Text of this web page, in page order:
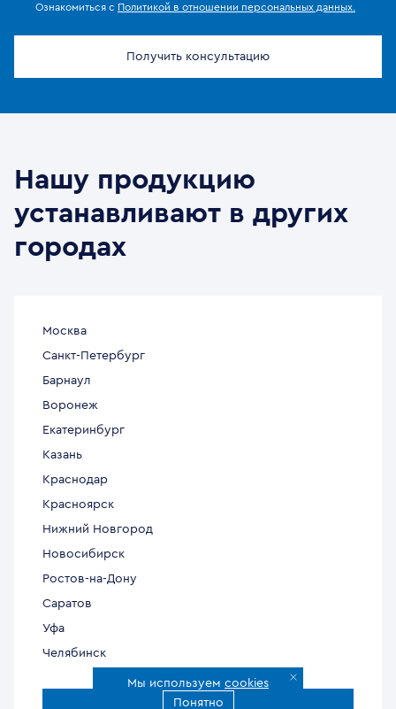
Ознакомиться с Политикой в отношении персональных данных.
Получить консультацию
Нашу продукцию
устанавливают в других
городах
Москва
Санкт-Петербург
Барнаул
Воронеж
Екатеринбург
Казань
Краснодар
Красноярск
Нижний Новгород
Новосибирск
Ростов-на-Дону
Саратов
Уфа
Челябинск
Мы используем cookies
Понятно